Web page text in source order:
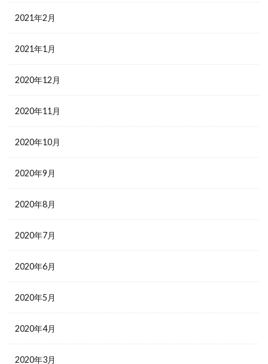
2021年2月
2021年1月
2020年12月
2020年11月
2020年10月
2020年9月
2020年8月
2020年7月
2020年6月
2020年5月
2020年4月
2020年3月